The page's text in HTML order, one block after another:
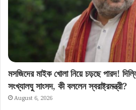
মসজিদের মাইক খোলা নিয়ে চড়ছে পারদ!
সংখ্যালঘু সাংসদ, কী বললেন স্বরাষ্ট্রমন্ত্রী?
August 6, 2026